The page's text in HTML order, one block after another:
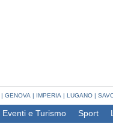
| GENOVA | IMPERIA | LUGANO |
Eventi e Turismo Sport